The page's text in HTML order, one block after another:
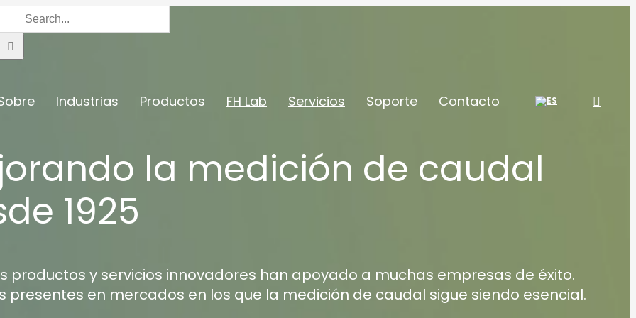
Search
Industrias Productos FH Lab Servicios Soporte Contacto
la medición de caudal
1925
productos y servicios innovadores han apoyado a muchas empresas de éxito.
presentes en mercados en los que la medición de caudal sigue siendo esencial.